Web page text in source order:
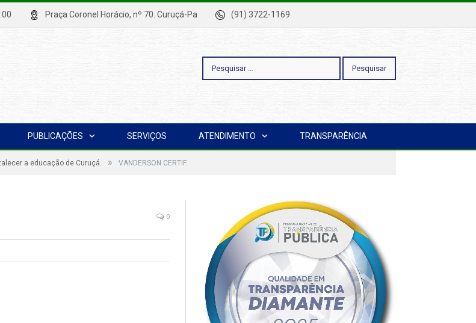
14:00 Praça Coronel Horácio, nº 70. Curuçá-Pa (91) 3722-1169
Pesquisar
por:
PUBLICAÇÕES SERVIÇOS ATENDIMENTO TRANSPARÊNCIA
a educação de Curuçá. » VANDERSON CERTIF.
0